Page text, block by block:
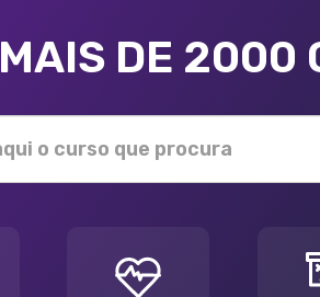
MAIS DE 2000